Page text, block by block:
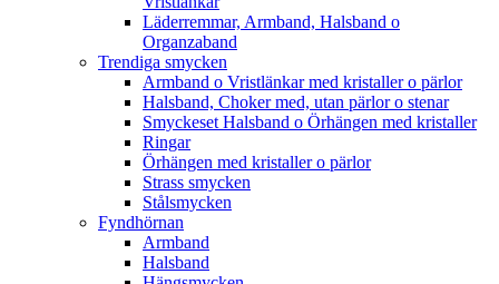
Läderremmar, Armband, Halsband o
Organzaband
Trendiga smycken
Armband o Vristlänkar med kristaller o pärlor
Halsband, Choker med, utan pärlor o stenar
Smyckeset Halsband o Örhängen med kristaller
Ringar
Örhängen med kristaller o pärlor
Strass smycken
Stålsmycken
Fyndhörnan
Armband
Halsband